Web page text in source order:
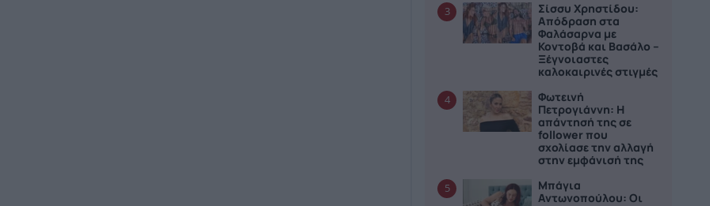
3
Σίσσυ Χρηστίδου:
Απόδραση στα
Φαλάσαρνα με
Κοντοβά και Βασάλο –
Ξέγνοιαστες
καλοκαιρινές στιγμές
4
Φωτεινή
Πετρογιάννη: Η
απάντησή της σε
follower που
σχολίασε την αλλαγή
στην εμφάνισή της
5
Μπάγια
Αντωνοπούλου: Οι